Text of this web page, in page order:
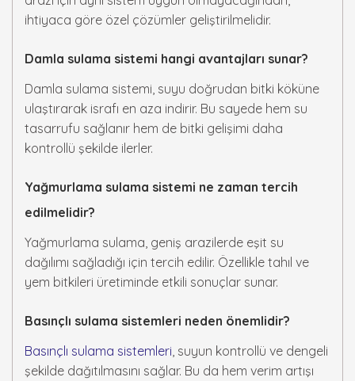
ihtiyaca göre özel çözümler geliştirilmelidir.
Damla sulama sistemi hangi avantajları sunar?
Damla sulama sistemi, suyu doğrudan bitki köküne
ulaştırarak israfı en aza indirir. Bu sayede hem su
tasarrufu sağlanır hem de bitki gelişimi daha
kontrollü şekilde ilerler.
Yağmurlama sulama sistemi ne zaman tercih
edilmelidir?
Yağmurlama sulama, geniş arazilerde eşit su
dağılımı sağladığı için tercih edilir. Özellikle tahıl ve
yem bitkileri üretiminde etkili sonuçlar sunar.
Basınçlı sulama sistemleri neden önemlidir?
Basınçlı sulama sistemleri, suyun kontrollü ve dengeli
şekilde dağıtılmasını sağlar. Bu da hem verim artışı